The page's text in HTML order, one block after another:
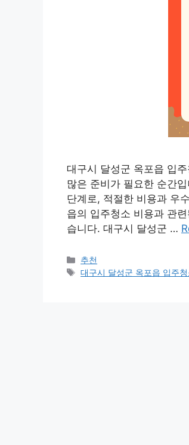
대구시 달성군 옥포읍 입
많은 준비가 필요한 순간
단계로, 적절한 비용과 우
읍의 입주청소 비용과 관
습니다. 대구시 달성군 …
카
테
추천
태
대구시 달성군 옥포읍 입주